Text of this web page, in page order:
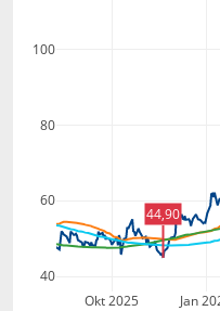
Okt 2025 Jan
40
60
80
100
44,90